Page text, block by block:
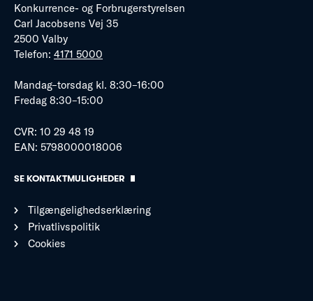
Konkurrence- og Forbrugerstyrelsen
Carl Jacobsens Vej 35
2500 Valby
Telefon: 4171 5000
Mandag–torsdag kl. 8:30–16:00
Fredag 8:30–15:00
CVR: 10 29 48 19
EAN: 5798000018006
SE KONTAKTMULIGHEDER
Tilgængelighedserklæring
Privatlivspolitik
Cookies